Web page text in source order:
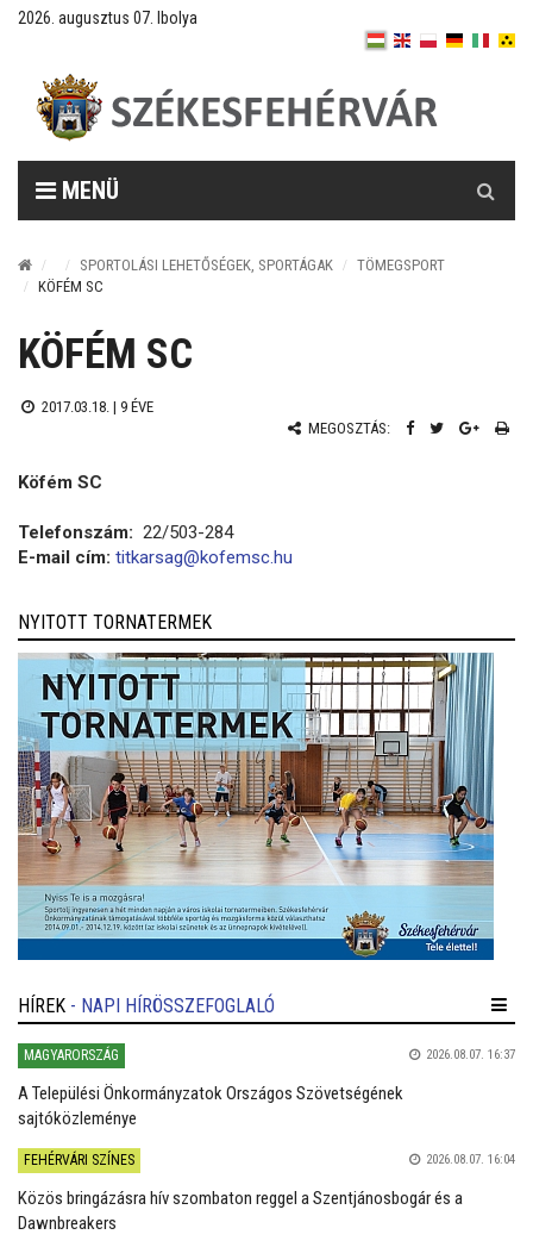
2026. augusztus 07. Ibolya
MENÜ
SPORTOLÁSI LEHETŐSÉGEK, SPORTÁGAK
TÖMEGSPORT
KÖFÉM SC
KÖFÉM SC
2017.03.18. | 9 ÉVE
MEGOSZTÁS:
Köfém SC
Telefonszám: 22/503-284
E-mail cím: titkarsag@kofemsc.hu
NYITOTT TORNATERMEK
HÍREK - NAPI HÍRÖSSZEFOGLALÓ
MAGYARORSZÁG 2026.08.07. 16:37
A Települési Önkormányzatok Országos Szövetségének
sajtóközleménye
FEHÉRVÁRI SZÍNES 2026.08.07. 16:04
Közös bringázásra hív szombaton reggel a Szentjánosbogár és a
Dawnbreakers